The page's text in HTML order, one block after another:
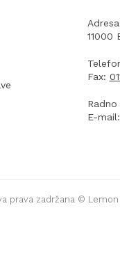
11000
Fax:
E-mail:
prava zadržana ©